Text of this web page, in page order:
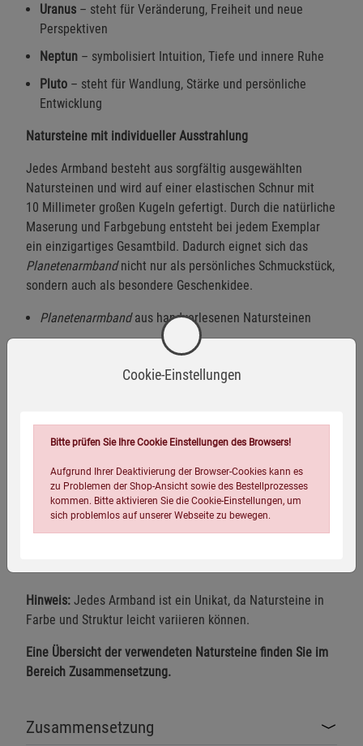
Uranus – steht für Veränderung, Freiheit und neue
Perspektiven
Neptun – symbolisiert Intuition, Tiefe und innere Ruhe
Pluto – steht für Wandlung, Stärke und persönliche
Entwicklung
Natursteine mit individueller Ausstrahlung
Jedes Armband besteht aus sorgfältig ausgewählten
Natursteinen und wird auf einer elastischen Schnur mit
10 Millimeter großen Kugeln gefertigt. Durch die natürliche
Maserung und Farbgebung entsteht bei jedem Exemplar
ein einzigartiges Gesamtbild. Dadurch eignet sich das
Planetenarmbandnicht nur als persönliches Schmuckstück,
sondern auch als besondere Geschenkidee.
Planetenarmbandaus handverlesenen Natursteinen
Jeder Planet mit eigener symbolischer Bedeutung
10 Millimeter große Natursteinperlen
Jedes Armband ist ein Unikat
Ideal als Geschenk oder Sammlerstück
Maße:ca. 10 × 170 mm
Hinweis: Jedes Armband ist ein Unikat, da Natursteine in
Farbe und Struktur leicht variieren können.
Eine Übersicht der verwendeten Natursteine finden Sie im
Bereich Zusammensetzung.
Zusammensetzung
Cookie-Einstellungen
Bitte prüfen Sie Ihre Cookie Einstellungen des Browsers!
Aufgrund Ihrer Deaktivierung der Browser-Cookies kann es
zu Problemen der Shop-Ansicht sowie des Bestellprozesses
kommen. Bitte aktivieren Sie die Cookie-Einstellungen, um
sich problemlos auf unserer Webseite zu bewegen.
Einstellungen speichern für die GruppeEinstellungen speichern für die Gruppe